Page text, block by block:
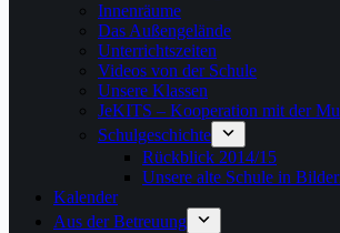
Innenräume
Das Außengelände
Unterrichtszeiten
Videos von der Schule
Unsere Klassen
JeKITS – Kooperation mit der
Schulgeschichte
Rückblick 2014/15
Unsere alte Schule in
Kalender
Aus der Betreuung